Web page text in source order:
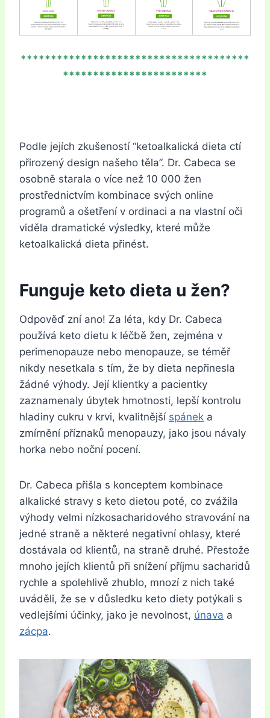
**************************************
************************
Podle jejích zkušeností “ketoalkalická dieta ctí
přirozený design našeho těla”. Dr. Cabeca se
osobně starala o více než 10 000 žen
prostřednictvím kombinace svých online
programů a ošetření v ordinaci a na vlastní oči
viděla dramatické výsledky, které může
ketoalkalická dieta přinést.
Funguje keto dieta u žen?
Odpověď zní ano! Za léta, kdy Dr. Cabeca
používá keto dietu k léčbě žen, zejména v
perimenopauze nebo menopauze, se téměř
nikdy nesetkala s tím, že by dieta nepřinesla
žádné výhody. Její klientky a pacientky
zaznamenaly úbytek hmotnosti, lepší kontrolu
hladiny cukru v krvi, kvalitnější spánek a
zmírnění příznaků menopauzy, jako jsou návaly
horka nebo noční pocení.
Dr. Cabeca přišla s konceptem kombinace
alkalické stravy s keto dietou poté, co zvážila
výhody velmi nízkosacharidového stravování na
jedné straně a některé negativní ohlasy, které
dostávala od klientů, na straně druhé. Přestože
mnoho jejích klientů při snížení příjmu sacharidů
rychle a spolehlivě zhublo, mnozí z nich také
uváděli, že se v důsledku keto diety potýkali s
vedlejšími účinky, jako je nevolnost, únava a
zácpa.